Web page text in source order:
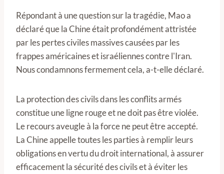
Répondant à une question sur la tragédie, Mao a
déclaré que la Chine était profondément attristée
par les pertes civiles massives causées par les
frappes américaines et israéliennes contre l'Iran.
Nous condamnons fermement cela, a-t-elle déclaré.
La protection des civils dans les conflits armés
constitue une ligne rouge et ne doit pas être violée.
Le recours aveugle à la force ne peut être accepté.
La Chine appelle toutes les parties à remplir leurs
obligations en vertu du droit international, à assurer
efficacement la sécurité des civils et à éviter les